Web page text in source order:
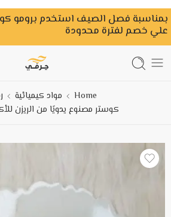
علي خصم لفترة محدودة
Home مواد كيميائية
كوستر مصنوع يدويًا من الريزن